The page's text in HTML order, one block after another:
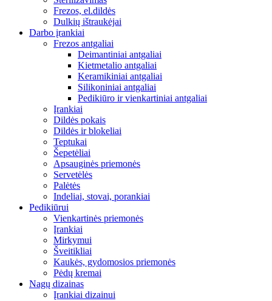
Frezos, el.dildės
Dulkių ištraukėjai
Darbo įrankiai
Frezos antgaliai
Deimantiniai antgaliai
Kietmetalio antgaliai
Keramikiniai antgaliai
Silikoniniai antgaliai
Pedikiūro ir vienkartiniai antgaliai
Įrankiai
Dildės pokais
Dildės ir blokeliai
Teptukai
Šepetėliai
Apsauginės priemonės
Servetėlės
Palėtės
Indeliai, stovai, porankiai
Pedikiūrui
Vienkartinės priemonės
Įrankiai
Mirkymui
Šveitikliai
Kaukės, gydomosios priemonės
Pėdų kremai
Nagų dizainas
Įrankiai dizainui